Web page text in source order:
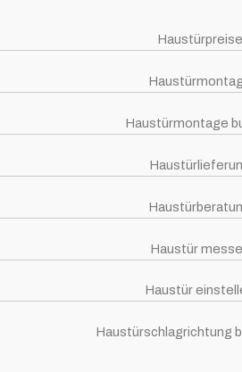
Haustürpreise
Haustürmontage
Haustür
Haustür
Haustürschlagrichtung